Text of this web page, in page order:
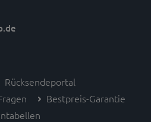
Rücksendeportal
Bestpreis-Garantie